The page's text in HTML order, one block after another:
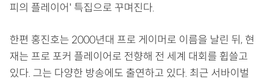
피의 플레이어' 특집으로 꾸며진다.
한편 홍진호는 2000년대 프로 게이머로 이름을 날린 뒤, 현
재는 프로 포커 플레이어로 전향해 전 세계 대회를 휩쓸고
있다. 그는 다양한 방송에도 출연하고 있다. 최근 서바이벌